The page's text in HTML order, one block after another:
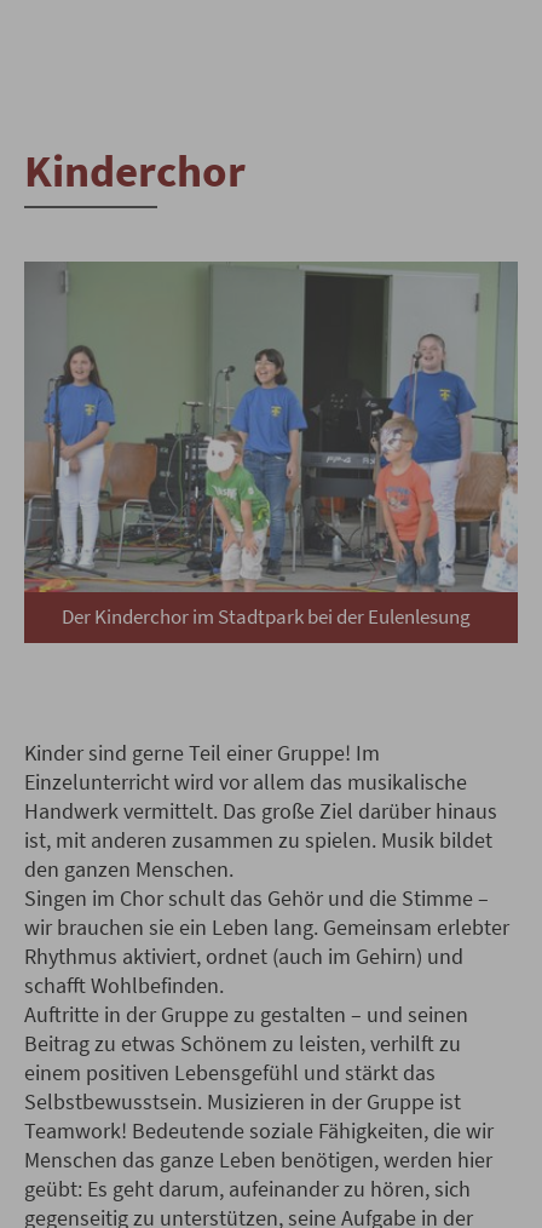
Kinderchor
Der Kinderchor im Stadtpark bei der Eulenlesung
Kinder sind gerne Teil einer Gruppe! Im
Einzelunterricht wird vor allem das musikalische
Handwerk vermittelt. Das große Ziel darüber hinaus
ist, mit anderen zusammen zu spielen. Musik bildet
den ganzen Menschen.
Singen im Chor schult das Gehör und die Stimme –
wir brauchen sie ein Leben lang. Gemeinsam erlebter
Rhythmus aktiviert, ordnet (auch im Gehirn) und
schafft Wohlbefinden.
Auftritte in der Gruppe zu gestalten – und seinen
Beitrag zu etwas Schönem zu leisten, verhilft zu
einem positiven Lebensgefühl und stärkt das
Selbstbewusstsein. Musizieren in der Gruppe ist
Teamwork! Bedeutende soziale Fähigkeiten, die wir
Menschen das ganze Leben benötigen, werden hier
geübt: Es geht darum, aufeinander zu hören, sich
gegenseitig zu unterstützen, seine Aufgabe in der